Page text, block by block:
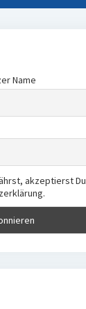
Name
akzeptierst Du